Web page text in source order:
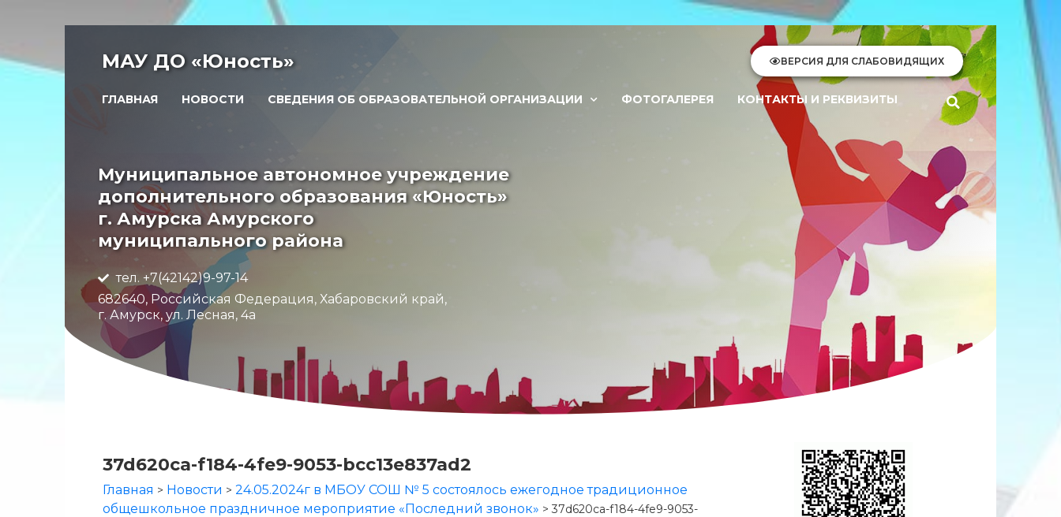
МАУ ДО «Юность» ВЕРСИЯ ДЛЯ СЛАБОВИДЯЩИХ
ГЛАВНАЯ НОВОСТИ СВЕДЕНИЯ ОБ ОБРАЗОВАТЕЛЬНОЙ ОРГАНИЗАЦИИ ФОТОГАЛЕРЕЯ КОНТАКТЫ И РЕКВИЗИТЫ
Муниципальное автономное учреждение
дополнительного образования «Юность»
г. Амурска Амурского
муниципального района
тел. +7(42142)9-97-14
682640, Российская Федерация, Хабаровский край,
г. Амурск, ул. Лесная, 4а
37d620ca-f184-4fe9-9053-bcc13e837ad2
Главная > Новости > 24.05.2024г в МБОУ СОШ № 5 состоялось ежегодное традиционное
общешкольное праздничное мероприятие «Последний звонок» > 37d620ca-f184-4fe9-9053-